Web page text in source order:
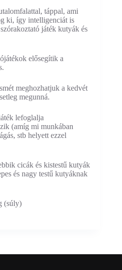
táppal, ami
ki, így intelligenciát is
játék kutyák és
elősegítik a
meghozhatjuk a kedvét
megunná.
lefoglalja
(amíg mi munkában
stb helyett ezzel
cicák és kistestű kutyák
és nagy testű kutyáknak
(súly)